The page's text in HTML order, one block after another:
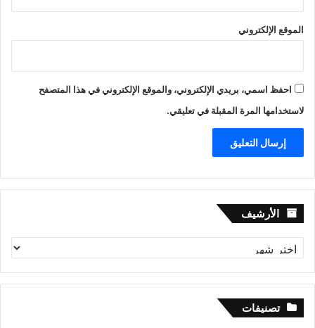
الموقع الإلكتروني
احفظ اسمي، بريدي الإلكتروني، والموقع الإلكتروني في هذا المتصفح
لاستخدامها المرة المقبلة في تعليقي.
الأرشيف الأرشيف
تصنيفات